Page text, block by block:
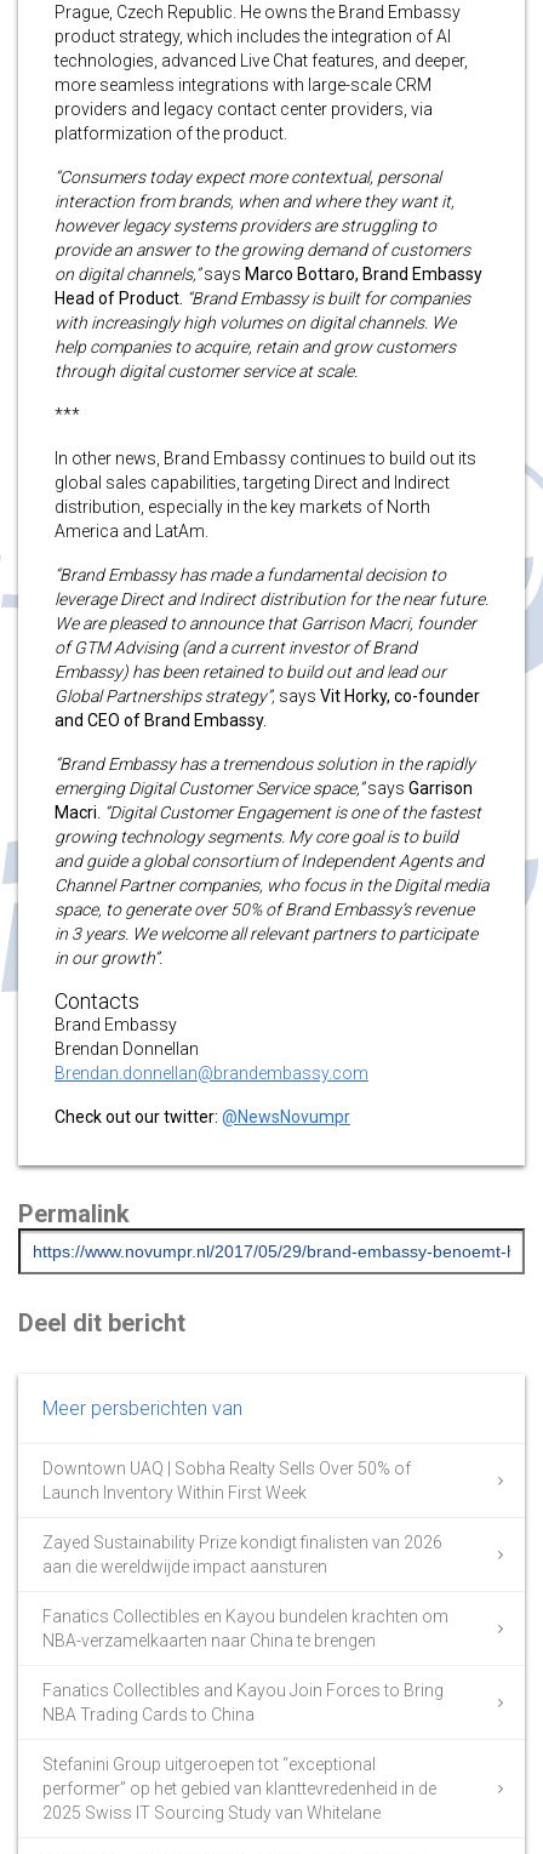
Prague, Czech Republic. He owns the Brand Embassy
product strategy, which includes the integration of AI
technologies, advanced Live Chat features, and deeper,
more seamless integrations with large-scale CRM
providers and legacy contact center providers, via
platformization of the product.
“Consumers today expect more contextual, personal
interaction from brands, when and where they want it,
however legacy systems providers are struggling to
provide an answer to the growing demand of customers
on digital channels,”says Marco Bottaro, Brand Embassy
Head of Product. “Brand Embassy is built for companies
with increasingly high volumes on digital channels. We
help companies to acquire, retain and grow customers
through digital customer service at scale.
***
In other news, Brand Embassy continues to build out its
global sales capabilities, targeting Direct and Indirect
distribution, especially in the key markets of North
America and LatAm.
“Brand Embassy has made a fundamental decision to
leverage Direct and Indirect distribution for the near future.
We are pleased to announce that Garrison Macri, founder
of GTM Advising (and a current investor of Brand
Embassy) has been retained to build out and lead our
Global Partnerships strategy”, says Vit Horky, co-founder
and CEO of Brand Embassy.
“Brand Embassy has a tremendous solution in the rapidly
emerging Digital Customer Service space,”says Garrison
Macri . “Digital Customer Engagement is one of the fastest
growing technology segments. My core goal is to build
and guide a global consortium of Independent Agents and
Channel Partner companies, who focus in the Digital media
space, to generate over 50% of Brand Embassy’s revenue
in 3 years. We welcome all relevant partners to participate
in our growth”.
Contacts
Brand Embassy
Brendan Donnellan
Brendan.donnellan@brandembassy.com
Check out our twitter: @NewsNovumpr
Permalink
Deel dit bericht
Meer persberichten van
Downtown UAQ | Sobha Realty Sells Over 50% of
Launch Inventory Within First Week
Zayed Sustainability Prize kondigt finalisten van 2026
aan die wereldwijde impact aansturen
Fanatics Collectibles en Kayou bundelen krachten om
NBA-verzamelkaarten naar China te brengen
Fanatics Collectibles and Kayou Join Forces to Bring
NBA Trading Cards to China
Stefanini Group uitgeroepen tot “exceptional
performer” op het gebied van klanttevredenheid in de
2025 Swiss IT Sourcing Study van Whitelane